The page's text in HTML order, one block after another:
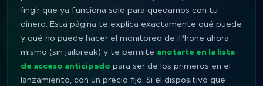
fingir que ya funciona solo para quedarnos con tu
dinero. Esta página te explica exactamente qué puede
y qué no puede hacer el monitoreo de iPhone ahora
mismo (sin jailbreak) y te permite anotarte en la lista
de acceso anticipado para ser de los primeros en el
lanzamiento, con un precio fijo. Si el dispositivo que